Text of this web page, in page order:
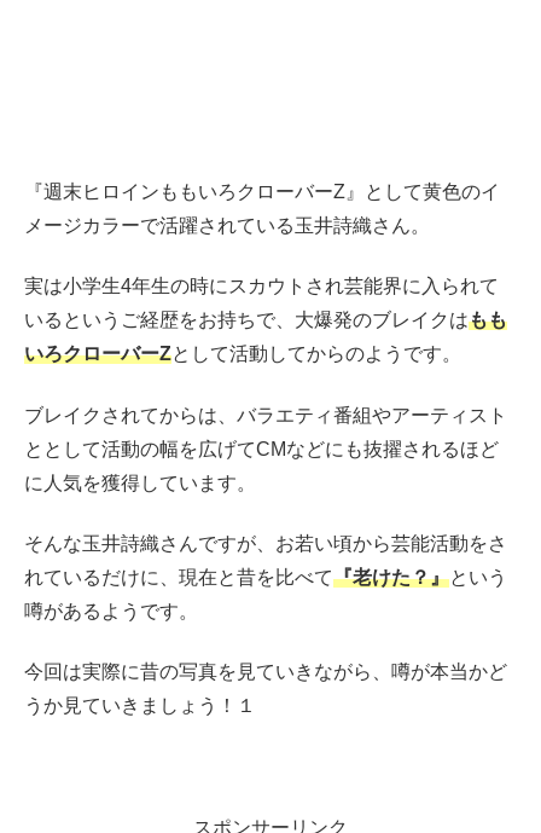
『週末ヒロインももいろクローバーZ』として黄色のイ
メージカラーで活躍されている玉井詩織さん。
実は小学生4年生の時にスカウトされ芸能界に入られて
いるというご経歴をお持ちで、大爆発のブレイクはもも
いろクローバーZとして活動してからのようです。
ブレイクされてからは、バラエティ番組やアーティスト
ととして活動の幅を広げてCMなどにも抜擢されるほど
に人気を獲得しています。
そんな玉井詩織さんですが、お若い頃から芸能活動をさ
れているだけに、現在と昔を比べて『老けた？』という
噂があるようです。
今回は実際に昔の写真を見ていきながら、噂が本当かど
うか見ていきましょう！１
スポンサーリンク